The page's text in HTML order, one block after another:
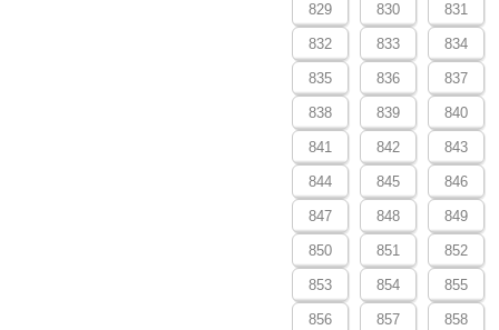
829 830 831
832 833 834
835 836 837
838 839 840
841 842 843
844 845 846
847 848 849
850 851 852
853 854 855
856 857 858